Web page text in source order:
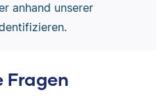
anhand unserer
Fragen